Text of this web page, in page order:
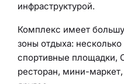
инфраструктурой.
Комплекс имеет
зоны отдыха:
спортивные площадки,
ресторан, мини-